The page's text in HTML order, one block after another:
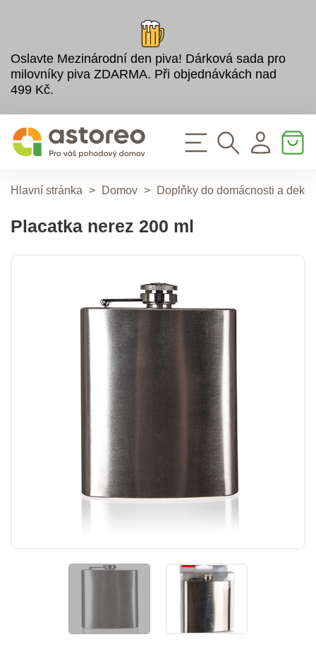
Oslavte Mezinárodní den piva! Dárková sada pro
milovníky piva ZDARMA. Při objednávkách nad
499 Kč.
Hlavní stránka > Domov > Doplňky do domácnosti a
Placatka nerez 200 ml